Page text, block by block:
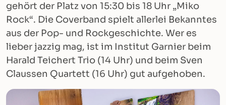
gehört der Platz von 15:30 bis 18 Uhr „Miko
Rock“. Die Coverband spielt allerlei Bekanntes
aus der Pop- und Rockgeschichte. Wer es
lieber jazzig mag, ist im Institut Garnier beim
Harald Teichert Trio (14 Uhr) und beim Sven
Claussen Quartett (16 Uhr) gut aufgehoben.